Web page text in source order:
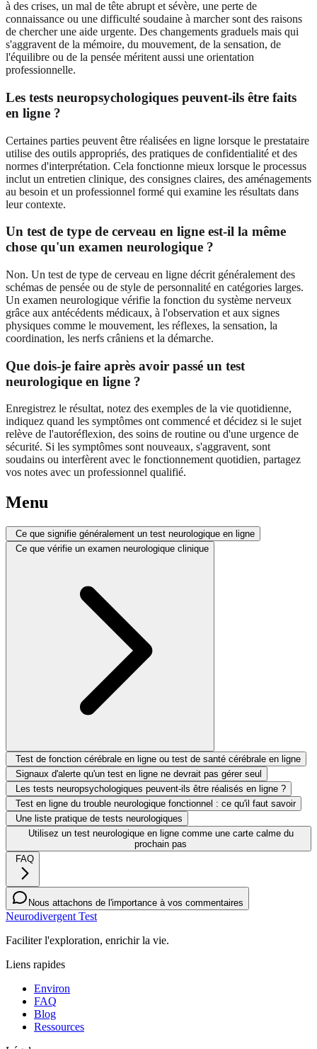
à des crises, un mal de tête abrupt et sévère, une perte de
connaissance ou une difficulté soudaine à marcher sont des raisons
de chercher une aide urgente. Des changements graduels mais qui
s'aggravent de la mémoire, du mouvement, de la sensation, de
l'équilibre ou de la pensée méritent aussi une orientation
professionnelle.
Les tests neuropsychologiques peuvent-ils être faits
en ligne ?
Certaines parties peuvent être réalisées en ligne lorsque le prestataire
utilise des outils appropriés, des pratiques de confidentialité et des
normes d'interprétation. Cela fonctionne mieux lorsque le processus
inclut un entretien clinique, des consignes claires, des aménagements
au besoin et un professionnel formé qui examine les résultats dans
leur contexte.
Un test de type de cerveau en ligne est-il la même
chose qu'un examen neurologique ?
Non. Un test de type de cerveau en ligne décrit généralement des
schémas de pensée ou de style de personnalité en catégories larges.
Un examen neurologique vérifie la fonction du système nerveux
grâce aux antécédents médicaux, à l'observation et aux signes
physiques comme le mouvement, les réflexes, la sensation, la
coordination, les nerfs crâniens et la démarche.
Que dois-je faire après avoir passé un test
neurologique en ligne ?
Enregistrez le résultat, notez des exemples de la vie quotidienne,
indiquez quand les symptômes ont commencé et décidez si le sujet
relève de l'autoréflexion, des soins de routine ou d'une urgence de
sécurité. Si les symptômes sont nouveaux, s'aggravent, sont
soudains ou interfèrent avec le fonctionnement quotidien, partagez
vos notes avec un professionnel qualifié.
Menu
Ce que signifie généralement un test neurologique en ligne
Ce que vérifie un examen neurologique clinique
Test de fonction cérébrale en ligne ou test de santé cérébrale en ligne
Signaux d'alerte qu'un test en ligne ne devrait pas gérer seul
Les tests neuropsychologiques peuvent-ils être réalisés en ligne ?
Test en ligne du trouble neurologique fonctionnel : ce qu'il faut savoir
Une liste pratique de tests neurologiques
Utilisez un test neurologique en ligne comme une carte calme du
prochain pas
FAQ
Nous attachons de l'importance à vos commentaires
Neurodivergent Test
Faciliter l'exploration, enrichir la vie.
Liens rapides
Environ
FAQ
Blog
Ressources